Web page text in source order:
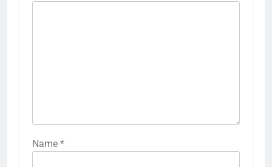
Name *